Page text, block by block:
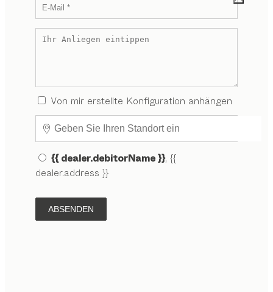
Von mir erstellte Konfiguration anhängen
{{ dealer.debitorName }}, {{
dealer.address }}
ABSENDEN